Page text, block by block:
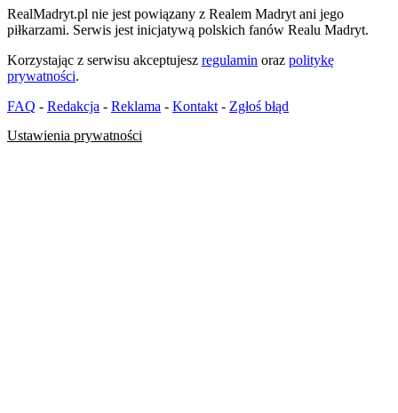
RealMadryt.pl nie jest powiązany z Realem Madryt ani jego
piłkarzami. Serwis jest inicjatywą polskich fanów Realu Madryt.
Korzystając z serwisu akceptujesz regulamin oraz politykę
prywatności.
FAQ - Redakcja - Reklama - Kontakt - Zgłoś błąd
Ustawienia prywatności